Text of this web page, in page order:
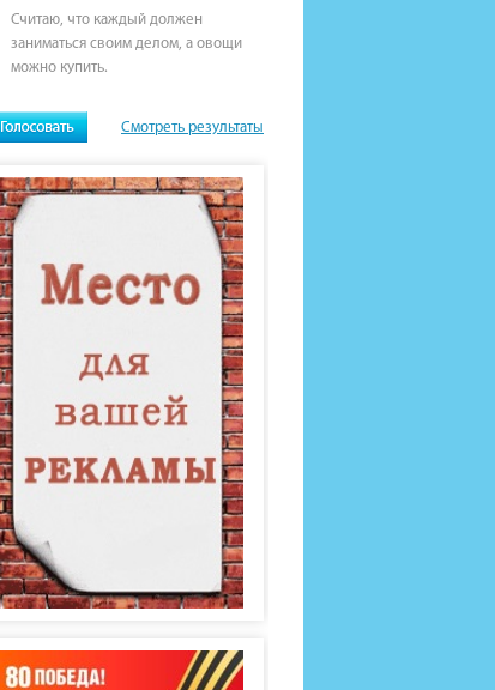
Считаю, что каждый должен
заниматься своим делом, а овощи
можно купить.
Смотреть результаты